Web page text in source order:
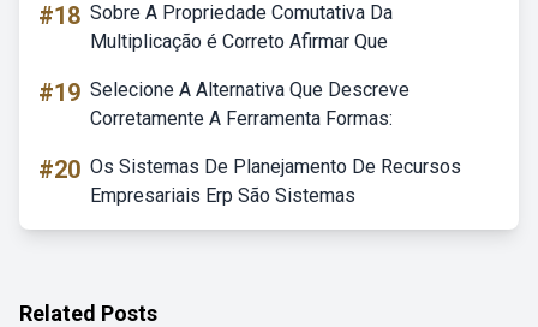
#18 Sobre A Propriedade Comutativa Da
Multiplicação é Correto Afirmar Que
#19 Selecione A Alternativa Que Descreve
Corretamente A Ferramenta Formas:
#20 Os Sistemas De Planejamento De Recursos
Empresariais Erp São Sistemas
Related Posts